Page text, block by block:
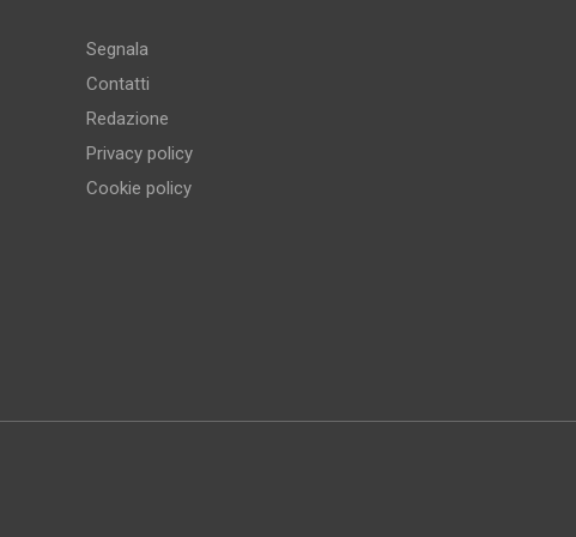
Segnala
Contatti
Redazione
Privacy policy
Cookie policy